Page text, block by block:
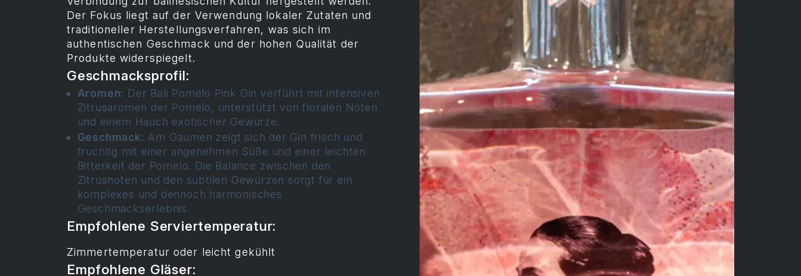
Der Fokus liegt auf der Verwendung lokaler Zutaten und
traditioneller Herstellungsverfahren, was sich im
authentischen Geschmack und der hohen Qualität der
Produkte widerspiegelt.
Geschmacksprofil:
Aromen: Der Bali Pomelo Pink Gin verführt mit intensiven
Zitrusaromen der Pomelo, unterstützt von floralen Noten
und einem Hauch exotischer Gewürze.
Geschmack: Am Gaumen zeigt sich der Gin frisch und
fruchtig mit einer angenehmen Süße und einer leichten
Bitterkeit der Pomelo. Die Balance zwischen den
Zitrusnoten und den subtilen Gewürzen sorgt für ein
komplexes und dennoch harmonisches
Geschmackserlebnis.
Empfohlene Serviertemperatur:
Zimmertemperatur oder leicht gekühlt
Empfohlene Gläser: